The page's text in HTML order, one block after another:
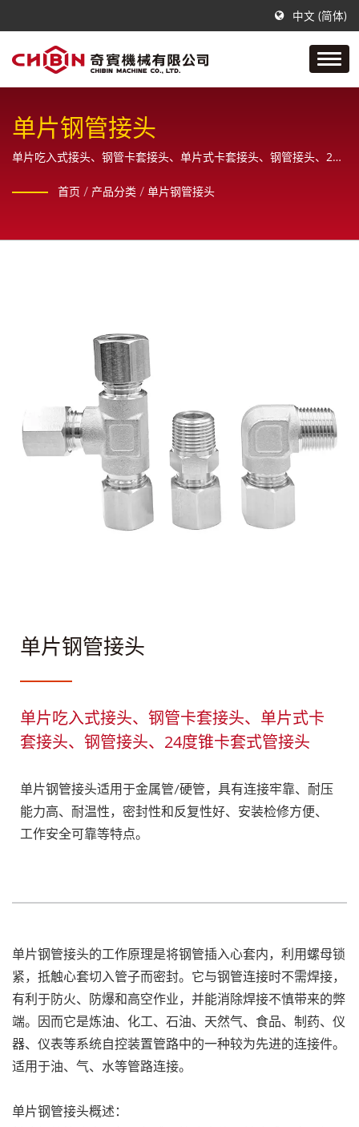
中文 (简体)
单片钢管接头
单片吃入式接头、钢管卡套接头、单片式卡套接头、钢管接头、24
公司，从样品、设计、绘图原直到最终成品之一系列生产制造，且
首页 / 产品分类 / 单片钢管接头
单片钢管接头
单片吃入式接头、钢管卡套接头、单片式卡
套接头、钢管接头、24度锥卡套式管接头
单片钢管接头适用于金属管/硬管，具有连接牢靠、耐压
能力高、耐温性，密封性和反复性好、安装检修方便、
工作安全可靠等特点。
单片钢管接头的工作原理是将钢管插入心套内，利用螺母锁
紧，抵触心套切入管子而密封。它与钢管连接时不需焊接，
有利于防火、防爆和高空作业，并能消除焊接不慎带来的弊
端。因而它是炼油、化工、石油、天然气、食品、制药、仪
器、仪表等系统自控装置管路中的一种较为先进的连接件。
适用于油、气、水等管路连接。
单片钢管接头概述：